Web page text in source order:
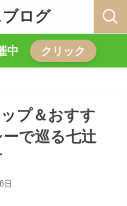
ログ
中 クリック
プ＆おすす
で巡る七辻
日